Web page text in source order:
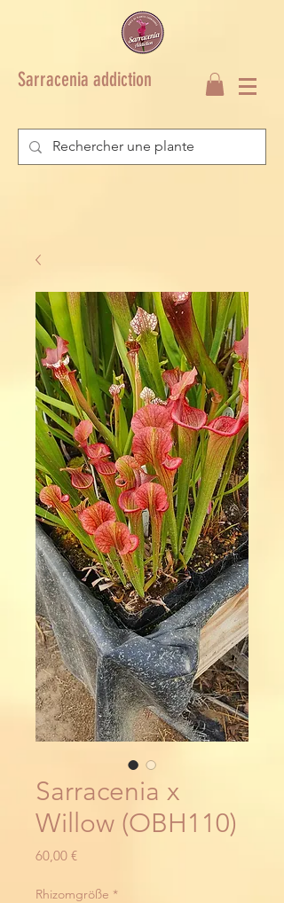
Sarracenia addiction
Sarracenia x
Willow (OBH110)
60,00 €Preis
Rhizomgröße *